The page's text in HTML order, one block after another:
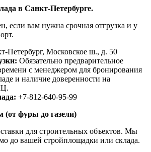
в Санкт-Петербурге.
если вам нужна срочная отгрузка и у
Петербург, Московское ш., д. 50
Обязательно предварительное
с менеджером для бронирования
и наличие доверенности на
+7-812-640-95-99
(от фуры до газели)
для строительных объектов. Мы
до вашей стройплощадки или склада.